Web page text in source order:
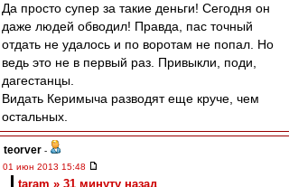
Да просто супер за такие деньги! Сегодня он
даже людей обводил! Правда, пас точный
отдать не удалось и по воротам не попал. Но
ведь это не в первый раз. Привыкли, поди,
дагестанцы.
Видать Керимыча разводят еще круче, чем
остальных.
teorver -
01 июн 2013 15:48
taram » 31 минуту назад